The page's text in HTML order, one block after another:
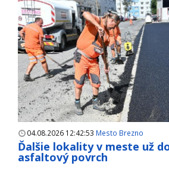
04.08.2026 12:42:53 Mesto Brezno
Ďalšie lokality v meste už
asfaltový povrch